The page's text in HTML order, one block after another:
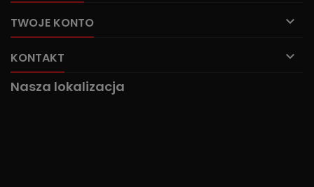
TWOJE KONTO 
KONTAKT 
Nasza lokalizacja